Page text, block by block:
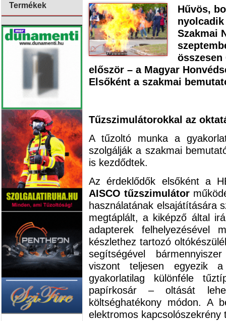
Termékek
Hűvös,
Szakmai
összesen
először – a Magyar
Elsőként a szakmai
Tűzszimulátorokkal az
A tűzoltó munka a
szolgálják a szakmai
is kezdődtek.
Az érdeklődők elsőként a
AISCO tűzszimulátor
használatának elsajátítására
megtáplált, a kiképző által
adapterek felhelyezésével
készlethez tartozó
segítségével
viszont teljesen egyezik
gyakorlatilag különféle
papírkosár – oltását
költséghatékony módon. A
elektromos kapcsolószekrény